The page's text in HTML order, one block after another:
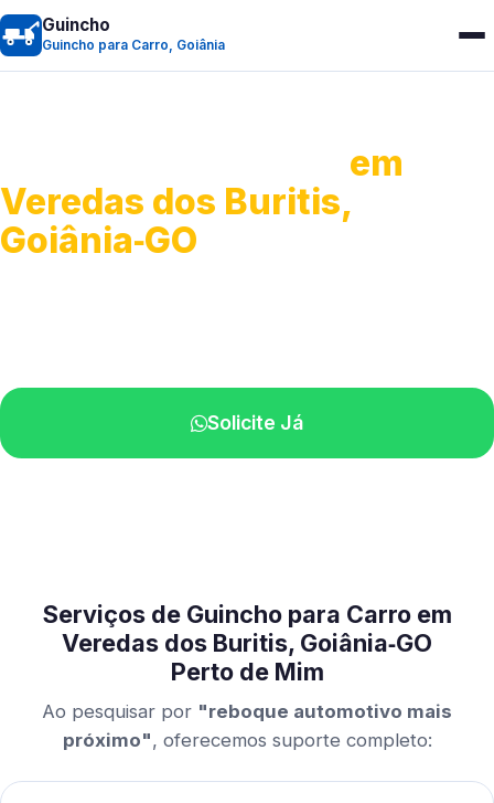
Guincho
Guincho para Carro, Goiânia
em
Veredas dos Buritis,
Goiânia‑GO
Solicite Já
Serviços de Guincho para Carro em
Veredas dos Buritis, Goiânia‑GO
Perto de Mim
Ao pesquisar por "reboque automotivo mais
próximo", oferecemos suporte completo: